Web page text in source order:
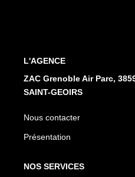
L'AGENCE
ZAC Grenoble Air Parc,
SAINT-GEOIRS
Nous contacter
Présentation
NOS SERVICES